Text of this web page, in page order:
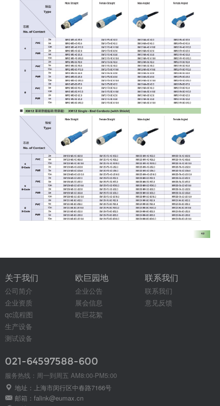
关于我们
公司简介
企业资质
qc流程图
生产设备
测试设备
欧巨园地
企业公告
展会信息
欧巨花絮
联系我们
联系我们
意见反馈
021-64597588-600
服务热线：周一到周五 AM8:00-PM5:00
地址：上海市闵行区中春路7166号
邮箱：falink@eumax.cn